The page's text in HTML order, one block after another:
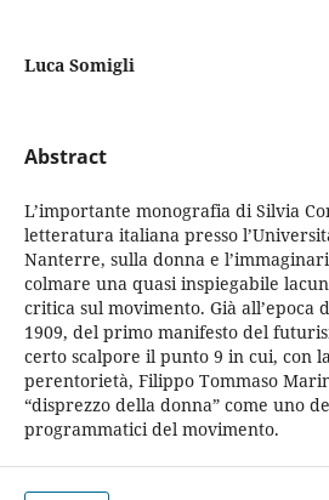
Luca Somigli
Abstract
L’importante monografia di Silvia
letteratura italiana presso
Nanterre, sulla donna e
colmare una quasi inspiegabile
critica sul movimento. Già all’epoca
1909, del primo manifesto del
certo scalpore il punto 9 in cui, con
perentorietà, Filippo Tommaso
“disprezzo della donna” come uno
programmatici del movimento.